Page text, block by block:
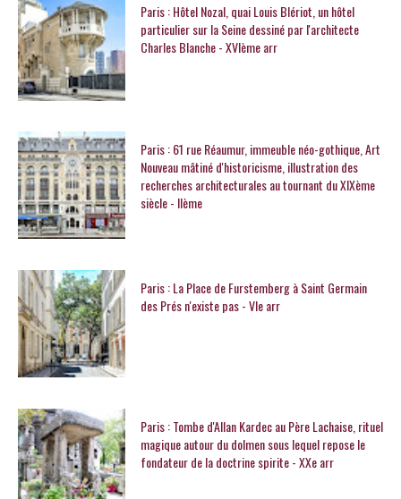
Paris : Hôtel Nozal, quai Louis Blériot, un hôtel
particulier sur la Seine dessiné par l'architecte
Charles Blanche - XVIème arr
Paris : 61 rue Réaumur, immeuble néo-gothique, Art
Nouveau mâtiné d'historicisme, illustration des
recherches architecturales au tournant du XIXème
siècle - IIème
Paris : La Place de Furstemberg à Saint Germain
des Prés n'existe pas - VIe arr
Paris : Tombe d'Allan Kardec au Père Lachaise, rituel
magique autour du dolmen sous lequel repose le
fondateur de la doctrine spirite - XXe arr